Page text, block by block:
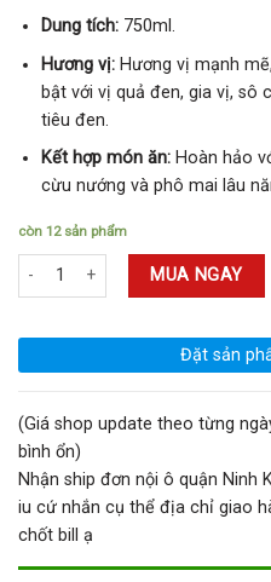
Dung tích:750ml.
Hương vị:Hương vị mạnh
bật với vị quả đen, gia vị, sô
tiêu đen.
Kết hợp món ăn:Hoàn hảo
cừu nướng và phô mai lâu
còn 12 sản phẩm
Rượu Vang Đỏ Riporta Nero D'avola
MUA NGAY
Đặt sản
(Giá shop update theo từng
bình ổn)
Nhận ship đơn nội ô quận Ninh
iu cứ nhắn cụ thể địa chỉ giao
chốt bill ạ